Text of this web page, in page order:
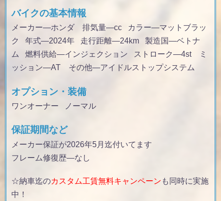
バイクの基本情報
メーカー—ホンダ 排気量—cc カラー—マットブラッ
ク
年式—2024年 走行距離—24km 製造国—ベトナ
ム
燃料供給—インジェクション ストローク—4st
ミ
ッション—AT その他—アイドルストップシステム
オプション・装備
ワンオーナー ノーマル
保証期間など
メーカー保証が2026年5月迄付いてます
フレーム修復歴—なし
☆納車迄のカスタム工賃無料キャンペーン も同時に実施
中！